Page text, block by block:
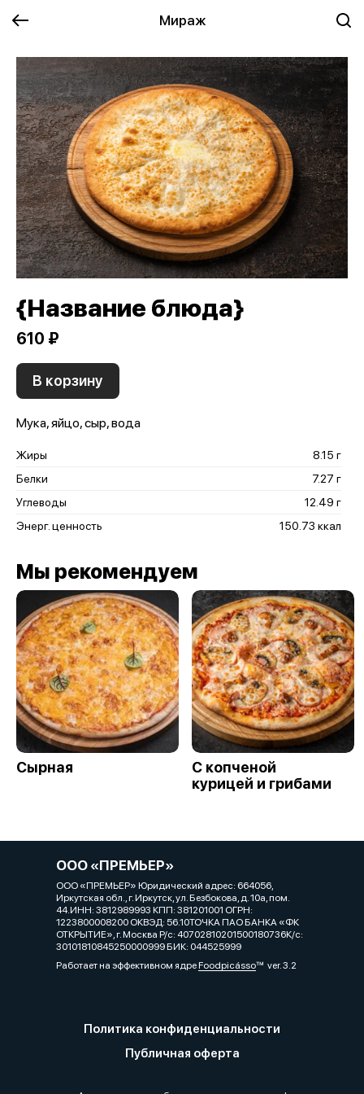
Мираж
{Название блюда}
610 ₽
В корзину
Мука, яйцо, сыр, вода
Жиры
8.15 г
Белки
7.27 г
Углеводы
12.49 г
Энерг. ценность
150.73 ккал
Мы рекомендуем
Сырная
С копченой
курицей и грибами
ООО «ПРЕМЬЕР»
ООО «ПРЕМЬЕР» Юридический адрес: 664056,
Иркутская обл., г. Иркутск, ул. Безбокова, д. 10а, пом.
44.ИНН: 3812989993 КПП: 381201001 ОГРН:
1223800008200 ОКВЭД: 56.10ТОЧКА ПАО БАНКА «ФК
ОТКРЫТИЕ», г. Москва Р/с: 40702810201500180736К/с:
30101810845250000999 БИК: 044525999
Работает на эффективном ядреFoodpicássover. 3.2
Политика конфиденциальности
Публичная оферта